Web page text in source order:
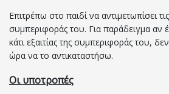
Επιτρέπω στο παιδί να αντιμετωπίσει
συμπεριφοράς του. Για παράδειγμα αν
κάτι εξαιτίας της συμπεριφοράς του,
ώρα να το αντικαταστήσω.
Οι υποτροπές